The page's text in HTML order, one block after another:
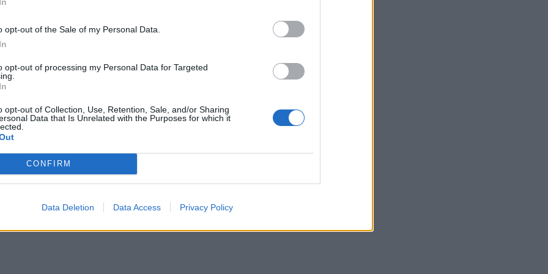
opt-out of the Sale of my Personal Data.
opt-out of processing my Personal Data for Targeted
opt-out of Collection, Use, Retention, Sale, and/or Sharing
Data that Is Unrelated with the Purposes for which it
CONFIRM
Data Deletion Data Access Privacy Policy
σπίτι και γύρω στις έξι και μισή ζήτησε από
Τότε εκείνος της είπε πως δεν ήταν στο
του αυτοκινήτου του. Ανέβηκα επάνω στο
στη φόρτιση. Ήρθαν τα αδέρφια του, πήγαμε
να τον αναζητήσουμε.
αν ήθελε να τη πάει εκείνος στο σχολείο, αλλά
με τα πόδια.
τον ρώτησε αν ήταν όλα αυτά για το
Το παιδί παραξενεύτηκε